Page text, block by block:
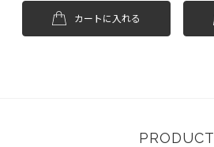
カートに入れる
PRODUCT